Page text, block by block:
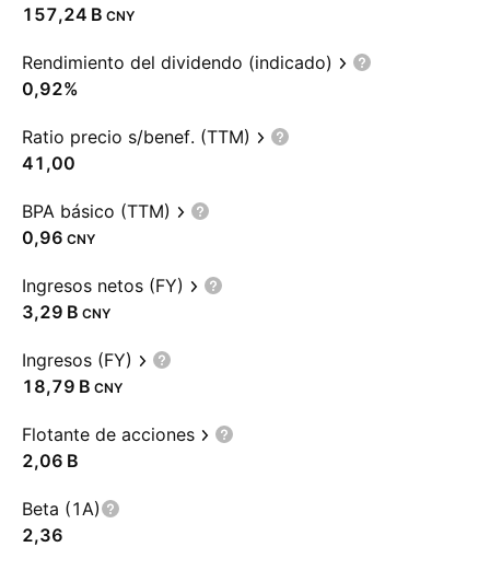
‪157,24 B‬ CNY
Rendimiento del dividendo (indicado)
0,92%
Ratio precio s/benef. (TTM)
41,00
BPA básico (TTM)
0,96 CNY
Ingresos netos (FY)
‪3,29 B‬ CNY
Ingresos (FY)
‪18,79 B‬ CNY
Flotante de acciones
‪2,06 B‬
Beta (1A)
2,36